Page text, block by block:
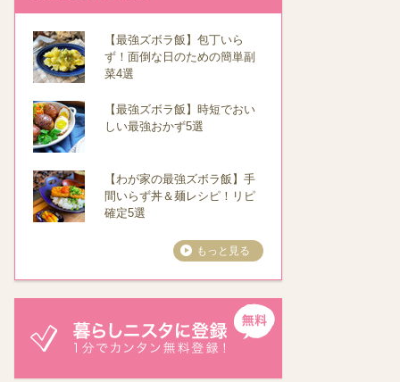
【最強ズボラ飯】包丁いら
ず！面倒な日のための簡単副
菜4選
【最強ズボラ飯】時短でおい
しい最強おかず5選
【わが家の最強ズボラ飯】手
間いらず丼＆麺レシピ！リピ
確定5選
もっと見る